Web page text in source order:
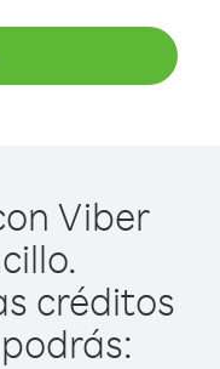
Viber
créditos